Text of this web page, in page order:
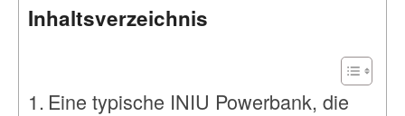
Inhaltsverzeichnis
Eine typische INIU Powerbank, die